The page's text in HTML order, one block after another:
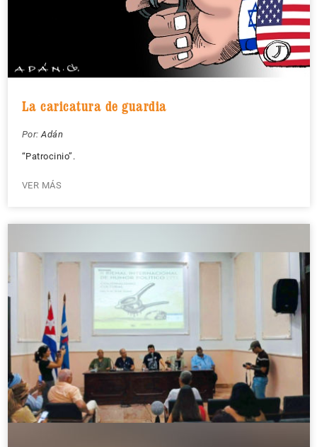
La caricatura de guardia
Por: Adán
“Patrocinio”.
VER MÁS